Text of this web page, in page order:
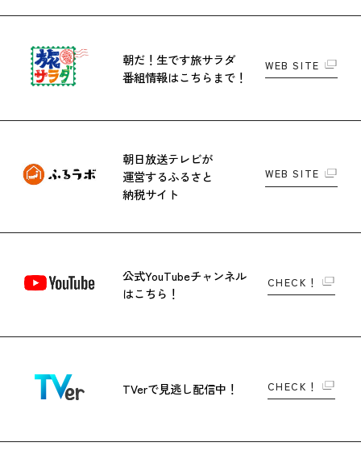
朝だ！生です旅サラダ
番組情報はこちらまで！
WEB SITE
朝日放送テレビが
運営するふるさと
納税サイト
WEB SITE
公式YouTubeチャンネル
はこちら！
CHECK！
TVerで見逃し配信中！ CHECK！